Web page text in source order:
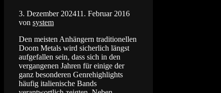
3. Dezember 202411. Februar 2016
von system
Den meisten Anhängern traditionellen
Doom Metals wird sicherlich längst
aufgefallen sein, dass sich in den
vergangenen Jahren für einige der
ganz besonderen Genrehighlights
häufig italienische Bands